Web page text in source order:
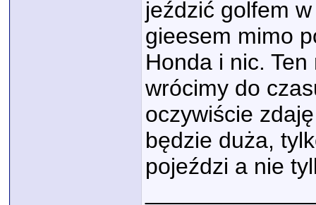
jeździć golfem
gieesem mimo
Honda i nic.
wrócimy do
oczywiście
będzie duża,
pojeździ a nie